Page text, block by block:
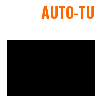
AUTO-